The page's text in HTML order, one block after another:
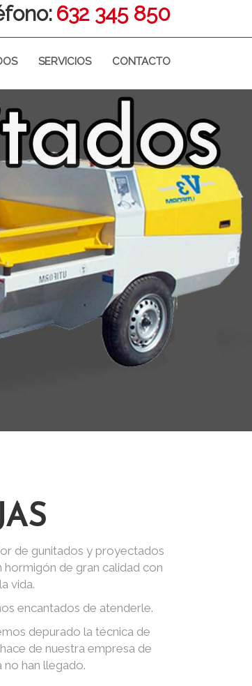
632 345 850
SERVICIOS CONTACTO
de gunitados y proyectados
hormigón de gran calidad con
vida.
encantados de atenderle.
depurado la técnica de
de nuestra empresa de
han llegado.